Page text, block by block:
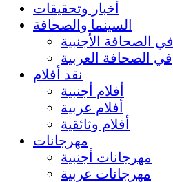
أخبار وتحقيقات
السينما والصحافة
في الصحافة الأجنبية
في الصحافة العربية
نقد أفلام
أفلام أجنبية
أفلام عربية
أفلام وثائقية
مهرجانات
مهرجانات أجنبية
مهرجانات عربية